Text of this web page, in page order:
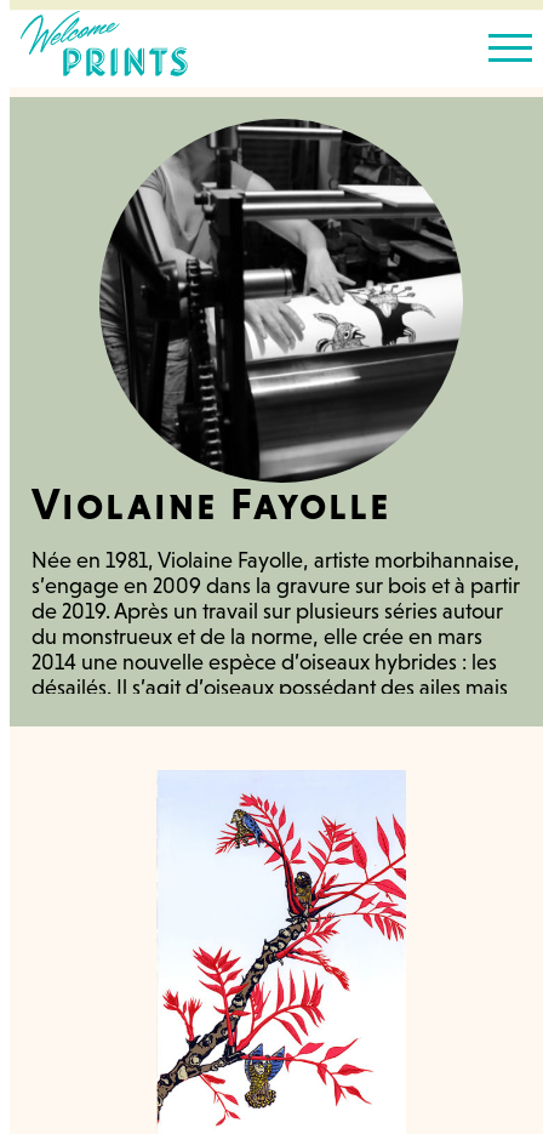
Violaine Fayolle
Née en 1981, Violaine Fayolle, artiste morbihannaise,
s’engage en 2009 dans la gravure sur bois et à partir
de 2019. Après un travail sur plusieurs séries autour
du monstrueux et de la norme, elle crée en mars
2014 une nouvelle espèce d’oiseaux hybrides : les
désailés. Il s’agit d’oiseaux possédant des ailes mais
leur sont malheureusement inefficaces pour le vol.
Ces drôles d’oiseaux, privés d’une partie de leur
nature, doivent alors trouver un autre sens à leur vie.
Métaphores des humains parfois désorientés face
aux mutations du monde contemporain, les Désailés
vivent dans une nature revisitée, coquillage, vrille de
vigne ou arbre flamboyant. Les Rejetons, génération
suivante essayant de s’adapter à cette situation, sont
emportés dans la tourmente et par-là se mettent
peut-être à voler, emmenés par des bourrasques de
vent, une tempête ou leurs jeux adolescents. Elle
utilise le bois gravé, creuse la matière, pour être en
contact avec le réel et produire des images fortes, où
la nuance n’est pas l’essentiel. Le bois de fil nécessite
d’accepter les contraintes qu’il impose et de jouer